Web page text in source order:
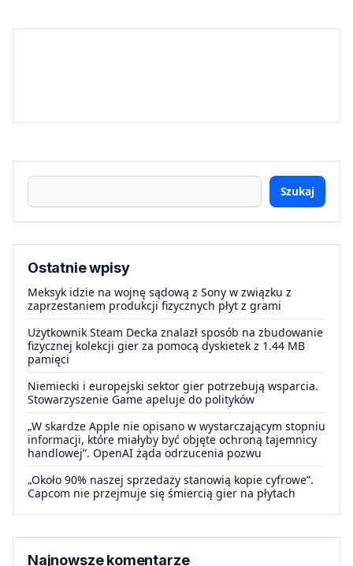
Szukaj
Ostatnie wpisy
Meksyk idzie na wojnę sądową z Sony w związku z
zaprzestaniem produkcji fizycznych płyt z grami
Użytkownik Steam Decka znalazł sposób na zbudowanie
fizycznej kolekcji gier za pomocą dyskietek z 1.44 MB
pamięci
Niemiecki i europejski sektor gier potrzebują wsparcia.
Stowarzyszenie Game apeluje do polityków
„W skardze Apple nie opisano w wystarczającym stopniu
informacji, które miałyby być objęte ochroną tajemnicy
handlowej”. OpenAI żąda odrzucenia pozwu
„Około 90% naszej sprzedaży stanowią kopie cyfrowe”.
Capcom nie przejmuje się śmiercią gier na płytach
Najnowsze komentarze